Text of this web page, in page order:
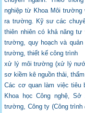
nghiệp từ Khoa Môi trường
ra trường. Kỹ sư các
thiên nhiên có khả năng
trường, quy hoạch và
trường, thiết kế công trình
xử lý môi trường (xử lý
sơ kiềm kê nguồnthải,
Các cơ quan làm việc
Khoa học Công nghệ,
trường, Công ty (Công